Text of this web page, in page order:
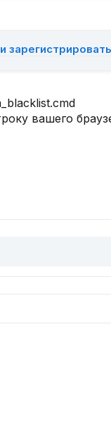
вашего